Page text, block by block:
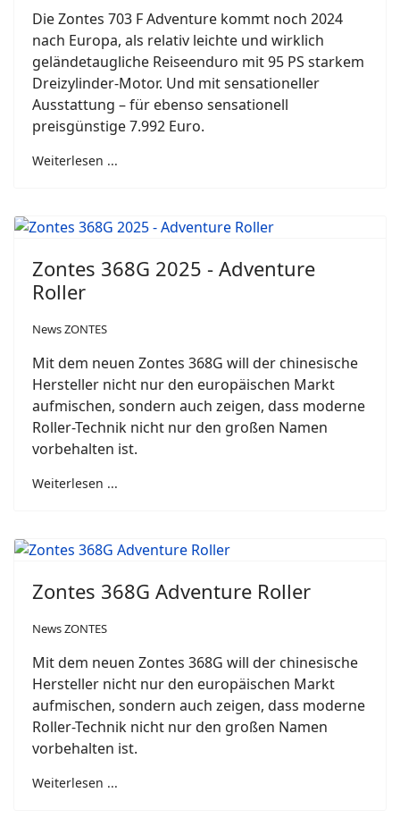
Die Zontes 703 F Adventure kommt noch 2024
nach Europa, als relativ leichte und wirklich
geländetaugliche Reiseenduro mit 95 PS starkem
Dreizylinder-Motor. Und mit sensationeller
Ausstattung – für ebenso sensationell
preisgünstige 7.992 Euro.
Weiterlesen ...
Zontes 368G 2025 - Adventure
Roller
News ZONTES
Mit dem neuen Zontes 368G will der chinesische
Hersteller nicht nur den europäischen Markt
aufmischen, sondern auch zeigen, dass moderne
Roller-Technik nicht nur den großen Namen
vorbehalten ist.
Weiterlesen ...
Zontes 368G Adventure Roller
News ZONTES
Mit dem neuen Zontes 368G will der chinesische
Hersteller nicht nur den europäischen Markt
aufmischen, sondern auch zeigen, dass moderne
Roller-Technik nicht nur den großen Namen
vorbehalten ist.
Weiterlesen ...